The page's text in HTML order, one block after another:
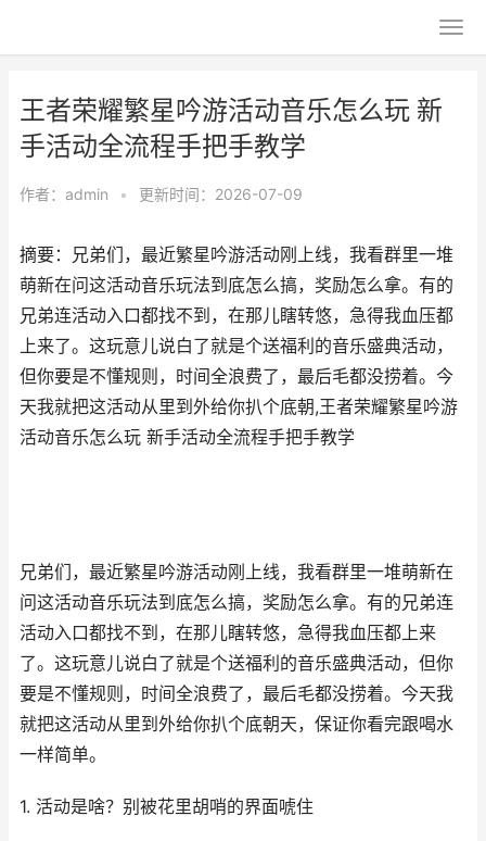
王者荣耀繁星吟游活动音乐怎么玩 新
手活动全流程手把手教学
作者： admin • 更新时间：2026-07-09
摘要：兄弟们，最近繁星吟游活动刚上线，我看群里一堆
萌新在问这活动音乐玩法到底怎么搞，奖励怎么拿。有的
兄弟连活动入口都找不到，在那儿瞎转悠，急得我血压都
上来了。这玩意儿说白了就是个送福利的音乐盛典活动，
但你要是不懂规则，时间全浪费了，最后毛都没捞着。今
天我就把这活动从里到外给你扒个底朝,王者荣耀繁星吟游
活动音乐怎么玩 新手活动全流程手把手教学
兄弟们，最近繁星吟游活动刚上线，我看群里一堆萌新在
问这活动音乐玩法到底怎么搞，奖励怎么拿。有的兄弟连
活动入口都找不到，在那儿瞎转悠，急得我血压都上来
了。这玩意儿说白了就是个送福利的音乐盛典活动，但你
要是不懂规则，时间全浪费了，最后毛都没捞着。今天我
就把这活动从里到外给你扒个底朝天，保证你看完跟喝水
一样简单。
1. 活动是啥？别被花里胡哨的界面唬住